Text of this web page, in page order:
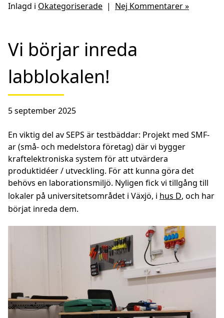
Inlagd i Okategoriserade | Nej Kommentarer »
Vi börjar inreda
labblokalen!
5 september 2025
En viktig del av SEPS är testbäddar: Projekt med SMF-
ar (små- och medelstora företag) där vi bygger
kraftelektroniska system för att utvärdera
produktidéer / utveckling. För att kunna göra det
behövs en laborationsmiljö. Nyligen fick vi tillgång till
lokaler på universitetsområdet i Växjö, i hus D, och har
börjat inreda dem.